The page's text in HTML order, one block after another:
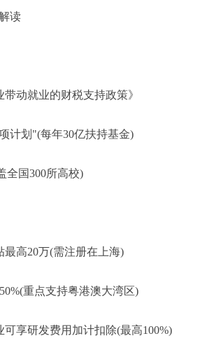
读
动就业的财税支持政策》
计划"(每年30亿扶持基金)
全国300所高校)
高20万(需注册在上海)
重点支持粤港澳大湾区)
享研发费用加计扣除(最高100%)